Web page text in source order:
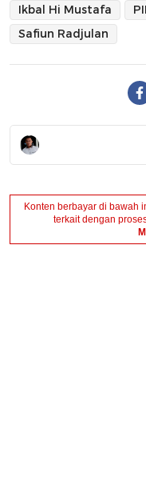
Ikbal Hi Mustafa
Safiun Radjulan
Konten berbayar di bawah
terkait dengan